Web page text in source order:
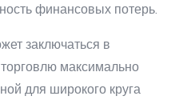
финансовых потерь.
заключаться в
максимально
для широкого круга